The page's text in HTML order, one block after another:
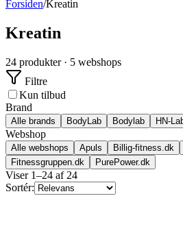
Forsiden/Kreatin
Kreatin
24 produkter · 5 webshops
Filtre
Kun tilbud
Brand
Alle brands BodyLab Bodylab HN-
Webshop
Alle webshops Apuls Billig-fitness.dk
Fitnessgruppen.dk
PurePower.dk
Viser 1–24 af 24
Sortér: